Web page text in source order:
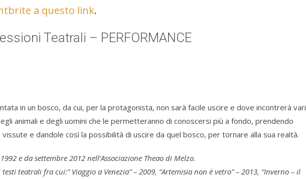
a questo link.
Teatrali – PERFORMANCE
in un bosco, da cui, per la protagonista, non sarà facile uscire e dove incontrerà vari
animali e degli uomini che le permetteranno di conoscersi più a fondo, prendendo
e dandole così la possibilità di uscire da quel bosco, per tornare alla sua realtà.
e da settembre 2012 nell’Associazione Theao di Melzo.
teatrali fra cui:” Viaggio a Venezia” – 2009, “Artemisia non è vetro” – 2013, “Inverno – il